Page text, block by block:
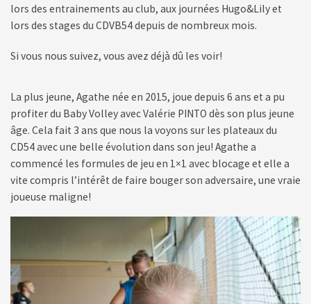
lors des entrainements au club, aux journées Hugo&Lily et
lors des stages du CDVB54 depuis de nombreux mois.
Si vous nous suivez, vous avez déjà dû les voir!
La plus jeune, Agathe née en 2015, joue depuis 6 ans et a pu
profiter du Baby Volley avec Valérie PINTO dès son plus jeune
âge. Cela fait 3 ans que nous la voyons sur les plateaux du
CD54 avec une belle évolution dans son jeu! Agathe a
commencé les formules de jeu en 1×1 avec blocage et elle a
vite compris l’intérêt de faire bouger son adversaire, une vraie
joueuse maligne!